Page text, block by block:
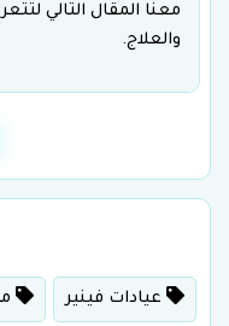
معنا المقال التالي
والعلاج.
عيادات فينير